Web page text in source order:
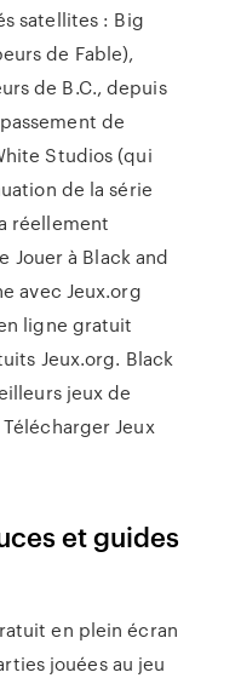
satellites : Big
de Fable),
de B.C., depuis
de
Studios (qui
de la série
réellement
Jouer à Black and
avec Jeux.org
ligne gratuit
Jeux.org. Black
jeux de
Jeux
et guides
en plein écran
jouées au jeu